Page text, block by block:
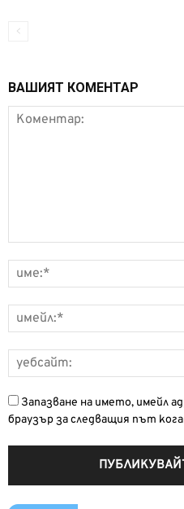
ВАШИЯТ КОМЕНТАР
Запазване на името, имейл
браузър за следващия път